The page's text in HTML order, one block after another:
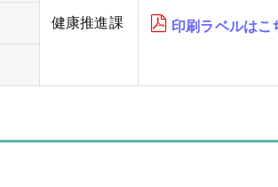
健康推進課 印刷ラベルはこ